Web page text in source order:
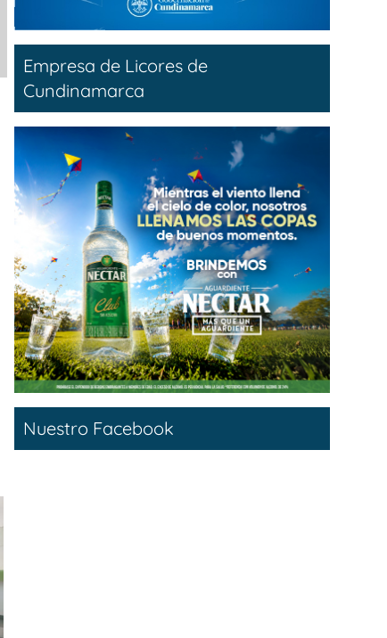
Empresa de Licores de
Cundinamarca
Nuestro Facebook